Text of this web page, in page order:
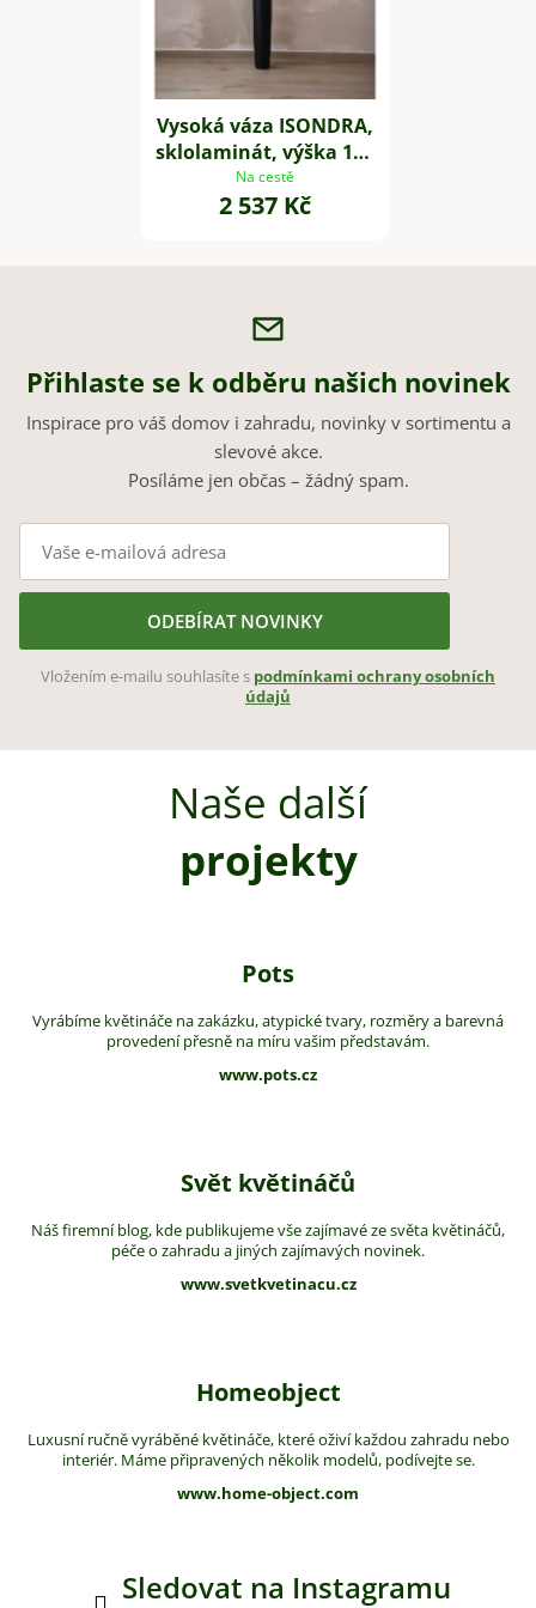
Vysoká váza ISONDRA,
sklolaminát, výška 100
cm, černá
Na cestě
2 537 Kč
Přihlaste se k odběru našich novinek
Inspirace pro váš domov i zahradu, novinky v sortimentu a
slevové akce.
Posíláme jen občas – žádný spam.
ODEBÍRAT NOVINKY
Vložením e-mailu souhlasíte s podmínkami ochrany osobních
údajů
Naše další
projekty
Pots
Vyrábíme květináče na zakázku, atypické tvary, rozměry a barevná
provedení přesně na míru vašim představám.
www.pots.cz
Svět květináčů
Náš firemní blog, kde publikujeme vše zajímavé ze světa květináčů,
péče o zahradu a jiných zajímavých novinek.
www.svetkvetinacu.cz
Homeobject
Luxusní ručně vyráběné květináče, které oživí každou zahradu nebo
interiér. Máme připravených několik modelů, podívejte se.
www.home-object.com
Sledovat na Instagramu